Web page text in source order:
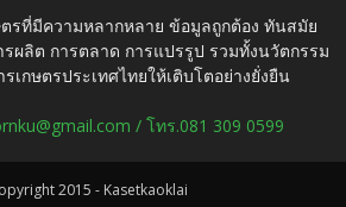
ตรที่มีความหลากหลาย ข้อมูลถูกต้อง ทันสมัย
รผลิต การตลาด การแปรรูป รวมทั้งนวัตกรรม
เกษตรประเทศไทยให้เติบโตอย่างยั่งยืน
/ โทร.081 309 0599
2015 - Kasetkaoklai